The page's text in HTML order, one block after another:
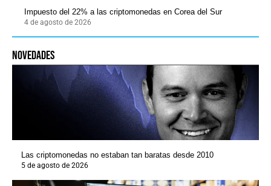
Impuesto del 22% a las criptomonedas en Corea del Sur
4 de agosto de 2026
novedades
Las criptomonedas no estaban tan baratas desde 2010
5 de agosto de 2026